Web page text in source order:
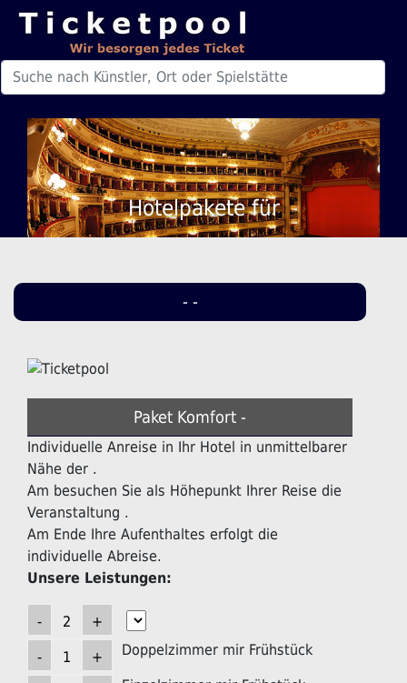
Hotelpakete für
- -
Paket Komfort -
Individuelle Anreise in Ihr Hotel in unmittelbarer
Nähe der .
Am besuchen Sie als Höhepunkt Ihrer Reise die
Veranstaltung .
Am Ende Ihre Aufenthaltes erfolgt die
individuelle Abreise.
Unsere Leistungen:
Doppelzimmer mir Frühstück